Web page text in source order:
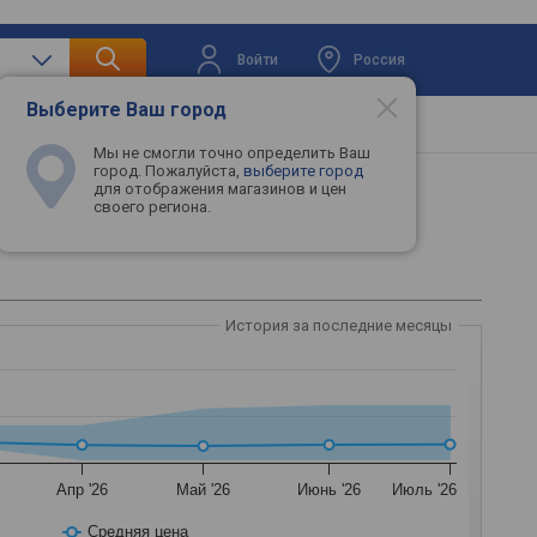
Войти Россия
Выберите Ваш город
Мы не смогли точно определить Ваш
город. Пожалуйста, выберите город
для отображения магазинов и цен
своего региона.
техника Телевизоры
История за последние месяцы
Средняя цена
Апр '26 Май '26 Июнь '26 Июль '26